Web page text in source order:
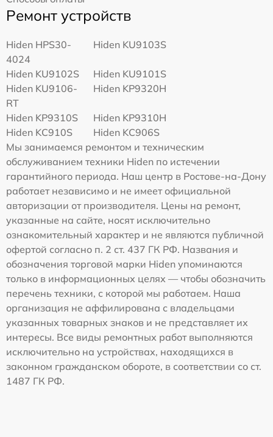
Ремонт устройств
Hiden HPS30-
4024
Hiden KU9103S
Hiden KU9102S
Hiden KU9101S
Hiden KU9106-
RT
Hiden KP9320H
Hiden KP9310S
Hiden KP9310H
Hiden KC910S
Hiden KC906S
Мы занимаемся ремонтом и техническим
обслуживанием техники Hiden по истечении
гарантийного периода. Наш центр в Ростове-на-Дону
работает независимо и не имеет официальной
авторизации от производителя. Цены на ремонт,
указанные на сайте, носят исключительно
ознакомительный характер и не являются публичной
офертой согласно п. 2 ст. 437 ГК РФ. Названия и
обозначения торговой марки Hiden упоминаются
только в информационных целях — чтобы обозначить
перечень техники, с которой мы работаем. Наша
организация не аффилирована с владельцами
указанных товарных знаков и не представляет их
интересы. Все виды ремонтных работ выполняются
исключительно на устройствах, находящихся в
законном гражданском обороте, в соответствии со ст.
1487 ГК РФ.